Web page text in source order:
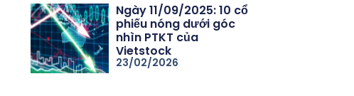
Ngày 11/09/2025: 10 cổ
phiếu nóng dưới góc
nhìn PTKT của
Vietstock
23/02/2026